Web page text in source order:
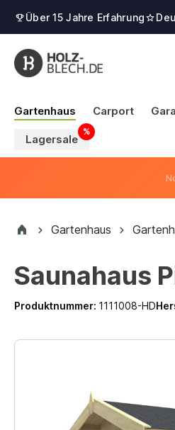
Über 15 Jahre Erfahrung
Gartenhaus Carport
Lagersale
Gartenhaus
Saunahaus
Produktnummer: 1111008-HD